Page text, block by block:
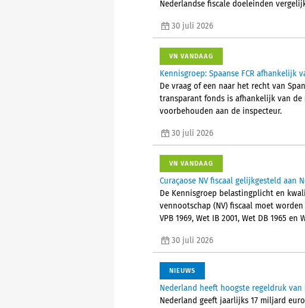
Nederlandse fiscale doeleinden
30 juli 2026
VN VANDAAG
Kennisgroep: Spaanse FCR afhankelijk
De vraag of een naar het recht van
transparant fonds is afhankelijk van
voorbehouden aan de inspecteur.
30 juli 2026
VN VANDAAG
Curaçaose NV fiscaal gelijkgesteld aan
De Kennisgroep belastingplicht en
vennootschap (NV) fiscaal moet
VPB 1969, Wet IB 2001, Wet DB 1965
30 juli 2026
NIEUWS
Nederland heeft hoogste regeldruk van
Nederland geeft jaarlijks 17 miljard